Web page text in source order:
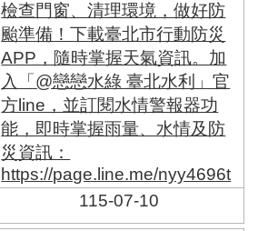
檢查門窗、清理環境，做好防
颱準備！下載臺北市行動防災
APP，隨時掌握天氣資訊。加
入「@戀戀水綠 臺北水利」官
方line，並訂閱水情警報器功
能，即時掌握雨量、水情及防
災資訊：
https://page.line.me/nyy4696t
115-07-10